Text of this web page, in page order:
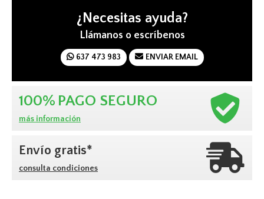
¿Necesitas ayuda?
Llámanos o escríbenos
637 473 983 ENVIAR EMAIL
100% PAGO SEGURO
más información
Envío gratis*
consulta condiciones